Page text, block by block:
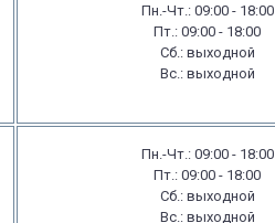
Пн.-Чт.: 09:00 - 18:00
Пт.: 09:00 - 18:00
Сб.: выходной
Вс.: выходной
Пн.-Чт.: 09:00 - 18:00
Пт.: 09:00 - 18:00
Сб.: выходной
Вс.: выходной